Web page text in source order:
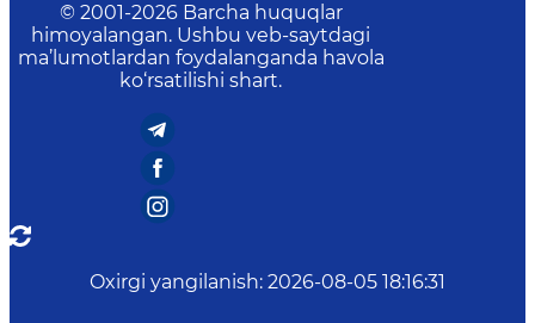
© 2001-2026 Barcha huquqlar
himoyalangan. Ushbu veb-saytdagi
ma’lumotlardan foydalanganda havola
ko‘rsatilishi shart.
Oxirgi yangilanish: 2026-08-05 18:16:31